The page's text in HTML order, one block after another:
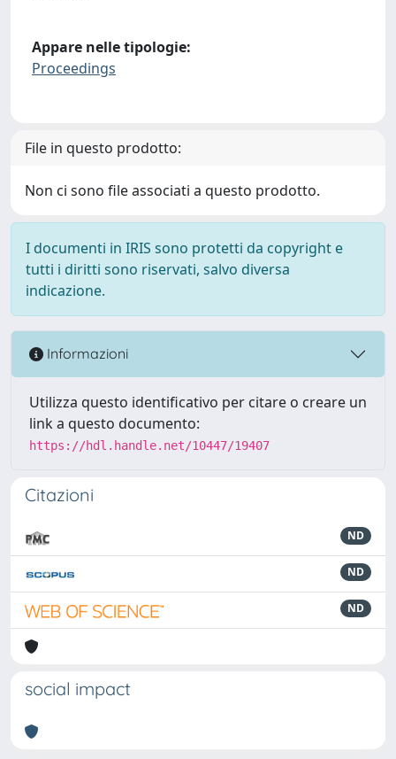
Appare nelle tipologie:
Proceedings
File in questo prodotto:
Non ci sono file associati a questo prodotto.
I documenti in IRIS sono protetti da copyright e
tutti i diritti sono riservati, salvo diversa
indicazione.
Informazioni
Utilizza questo identificativo per citare o creare un
link a questo documento:
https://hdl.handle.net/10447/19407
Citazioni
ND
ND
ND
social impact